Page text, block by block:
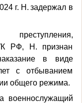
г. Н. задержал в
РФ, Н. признан
в виде
с отбыванием
общего режима.
военнослужащий